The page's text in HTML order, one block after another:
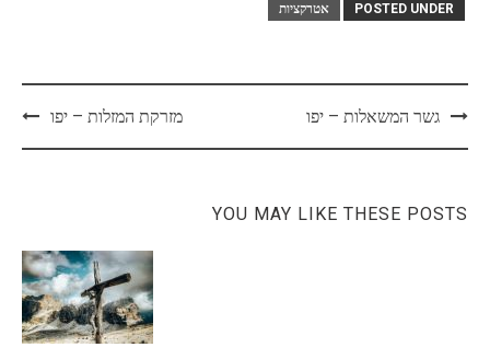
POSTED UNDER אטרקציות
Postגשר המשאלות – יפו מזרקת המזלות – יפו
YOU MAY LIKE THESE POSTS